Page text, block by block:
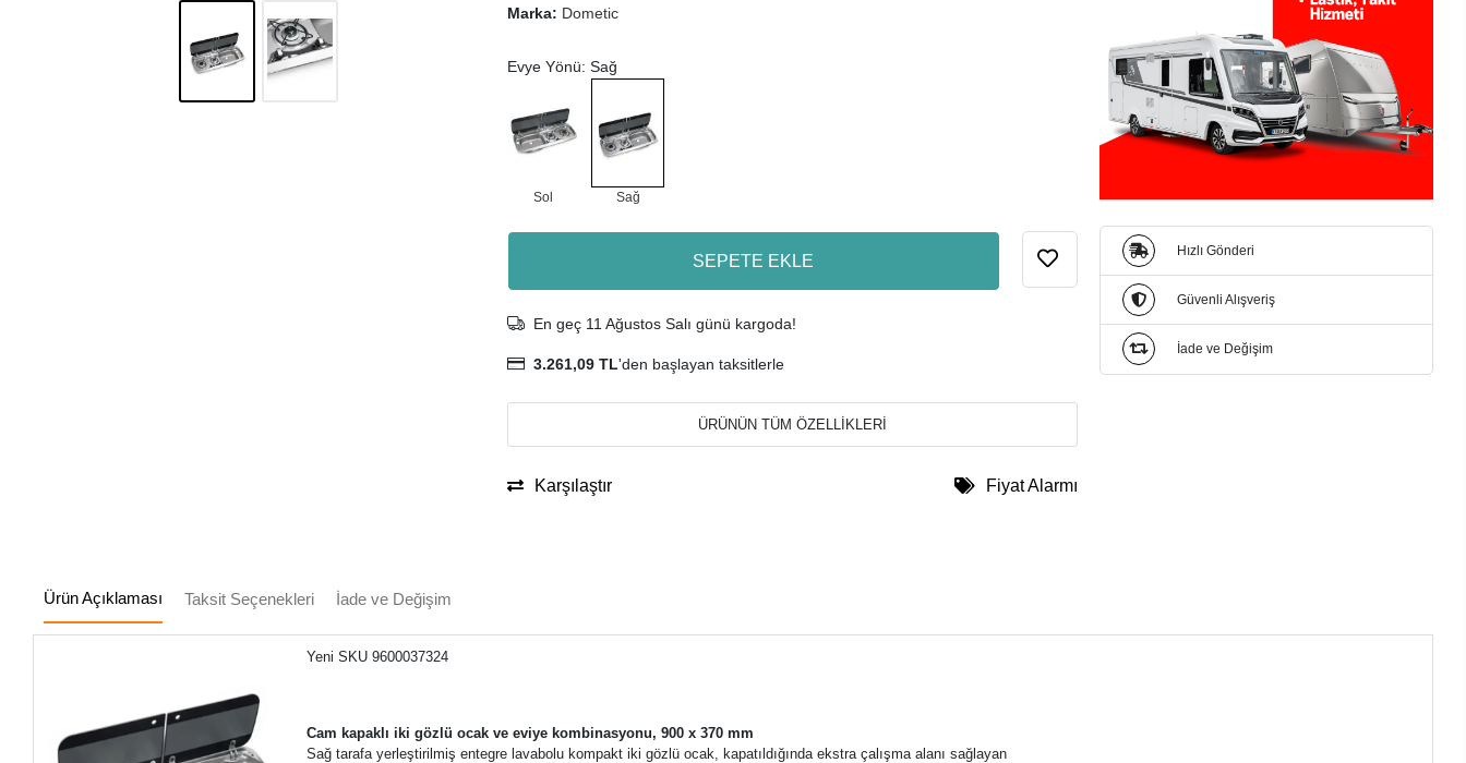
Marka: Dometic
Evye Yönü: Sağ
Sol Sağ
SEPETE EKLE
En geç 11 Ağustos Salı günü kargoda!
3.261,09 TL'den başlayan taksitlerle
ÜRÜNÜN TÜM ÖZELLİKLERİ
Karşılaştır Fiyat Alarmı
Hızlı Gönderi
Güvenli Alışveriş
İade ve Değişim
Ürün Açıklaması Taksit Seçenekleri İade ve Değişim
Yeni SKU 9600037324
Cam kapaklı iki gözlü ocak ve eviye kombinasyonu, 900 x 370 mm
Sağ tarafa yerleştirilmiş entegre lavabolu kompakt iki gözlü ocak, kapatıldığında ekstra çalışma alanı sağlayan